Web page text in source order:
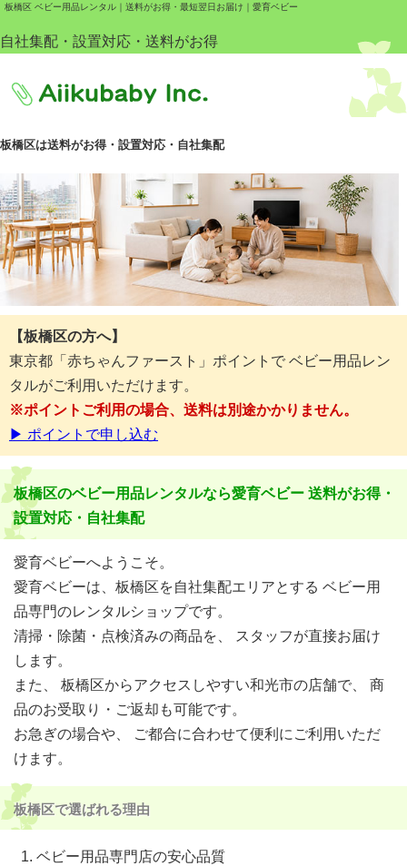
板橋区 ベビー用品レンタル｜送料がお得・最短翌日お届け｜愛育ベビー
自社集配・設置対応・送料がお得
板橋区は送料がお得・設置対応・自社集配
【板橋区の方へ】
東京都「赤ちゃんファースト」ポイントで ベビー用品レン
タルがご利用いただけます。
※ポイントご利用の場合、送料は別途かかりません。
▶ ポイントで申し込む
板橋区のベビー用品レンタルなら愛育ベビー 送料がお得・
設置対応・自社集配
愛育ベビーへようこそ。
愛育ベビーは、板橋区を自社集配エリアとする ベビー用
品専門のレンタルショップです。
清掃・除菌・点検済みの商品を、 スタッフが直接お届け
します。
また、 板橋区からアクセスしやすい和光市の店舗で、 商
品のお受取り・ご返却も可能です。
お急ぎの場合や、 ご都合に合わせて便利にご利用いただ
けます。
板橋区で選ばれる理由
ベビー用品専門店の安心品質